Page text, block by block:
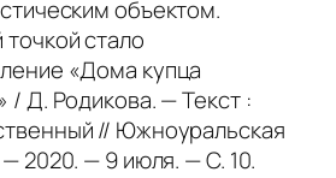
объектом.
стало
«Дома купца
/ Д. Родикова. — Текст :
// Южноуральская
2020. — 9 июля. — С. 10.